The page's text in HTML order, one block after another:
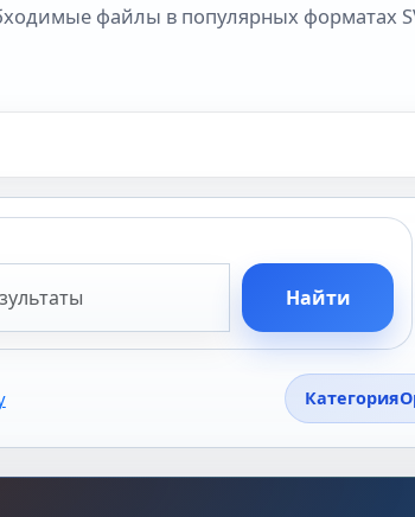
файлы в популярных форматах
Найти
Категория